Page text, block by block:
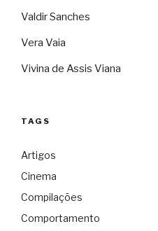
Valdir Sanches
Vera Vaia
Vivina de Assis Viana
TAGS
Artigos
Cinema
Compilações
Comportamento